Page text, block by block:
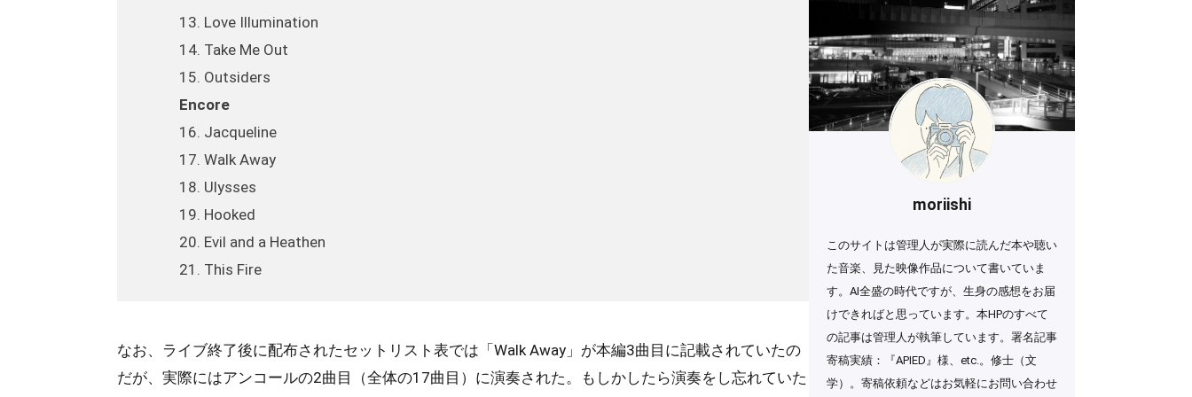
13. Love Illumination
14. Take Me Out
15. Outsiders
Encore
16. Jacqueline
17. Walk Away
18. Ulysses
19. Hooked
20. Evil and a Heathen
21. This Fire
なお、ライブ終了後に配布されたセットリスト表では「Walk Away」が本編3曲目に記載されていたの
だが、実際にはアンコールの2曲目（全体の17曲目）に演奏された。もしかしたら演奏をし忘れていた
moriishi
このサイトは管理人が実際に読んだ本や聴い
た音楽、見た映像作品について書いていま
す。AI全盛の時代ですが、生身の感想をお届
けできればと思っています。本HPのすべて
の記事は管理人が執筆しています。署名記事
寄稿実績：『APIED』様、etc.。修士（文
学）。寄稿依頼などはお気軽にお問い合わせ